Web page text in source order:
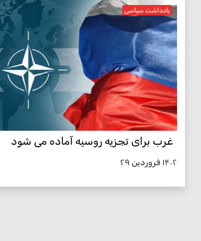
یادداشت سیاسی
غرب برای تجزیه روسیه آماده می شود
۱۴۰۲ فروردین ۲۹